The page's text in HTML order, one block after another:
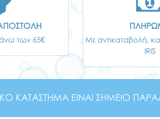
των 65€
Με αντικαταβολή,
IRIS
ΚΑΤΑΣΤΗΜΑ ΕΙΝΑΙ ΣΗΜΕΙΟ